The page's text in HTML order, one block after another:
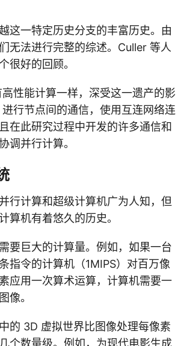
这一特定历史分支的丰富历史。由
无法进行完整的综述。Culler 等人
很好的回顾。
性能计算一样，深受这一遗产的影
行节点间的通信，使用互连网络连
在此研究过程中开发的许多通信和
调并行计算。
行计算和超级计算机广为人知，但
算机有着悠久的历史。
要巨大的计算量。例如，如果一台
指令的计算机（1MIPS）对百万像
应用一次算术运算，计算机需要一
像。
的 3D 虚拟世界比图像处理每像素
个数量级。例如，为现代电影生成